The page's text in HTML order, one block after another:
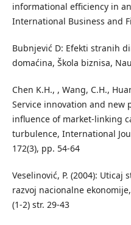
informational efficiency in
International Business and
Bubnjević D: Efekti stranih
domaćina, Škola biznisa,
Chen K.H., , Wang, C.H.,
Service innovation and new
influence of market-linking
turbulence, International
172(3), pp. 54-64
Veselinović, P. (2004):
razvoj nacionalne
(1-2) str. 29-43